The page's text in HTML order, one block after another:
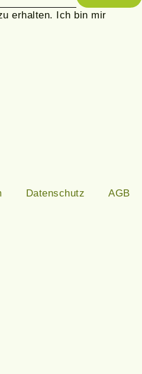
erhalten. Ich bin mir
Datenschutz AGB